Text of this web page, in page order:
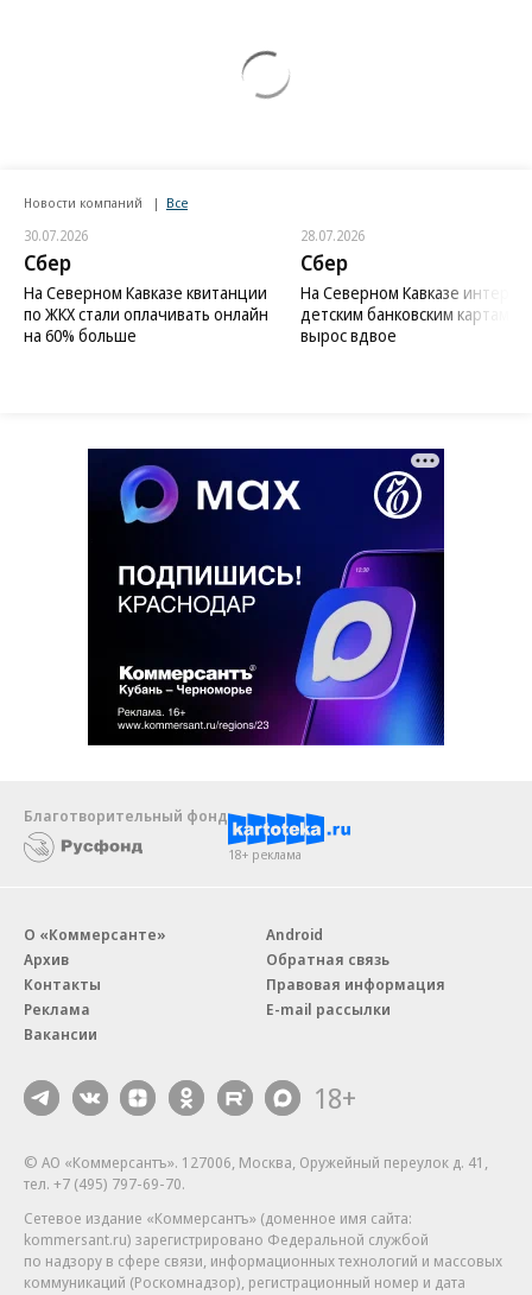
Новости компаний Все
30.07.2026
Сбер
На Северном Кавказе квитанции
по ЖКХ стали оплачивать онлайн
на 60% больше
28.07.2026
Сбер
На Северном Кавказе интерес
детским банковским картам
вырос вдвое
Благотворительный фонд
18+ реклама
О «Коммерсанте»
Архив
Контакты
Реклама
Вакансии
Android
Обратная связь
Правовая информация
E-mail рассылки
18+
© АО «Коммерсантъ». 127006, Москва, Оружейный переулок д. 41,
тел. +7 (495) 797-69-70.
Сетевое издание «Коммерсантъ» (доменное имя сайта:
kommersant.ru) зарегистрировано Федеральной службой
по надзору в сфере связи, информационных технологий и массовых
коммуникаций (Роскомнадзор), регистрационный номер и дата